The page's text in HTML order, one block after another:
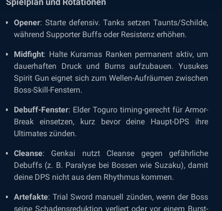
Opener: Starte defensiv. Tanks setzen Taunts/Schilde,
während Supporter Buffs oder Resistenz erhöhen.
Midfight: Halte Kuramas Ranken permanent aktiv, um
dauerhaften Druck und Burns aufzubauen. Yusukes
Spirit Gun eignet sich zum Wellen-Aufräumen zwischen
Boss-Skill-Fenstern.
Debuff-Fenster: Elder Toguro timing-gerecht für Armor-
Break einsetzen, kurz bevor deine Haupt-DPS ihre
Ultimates zünden.
Cleanse: Genkai nutzt Cleanse gegen gefährliche
Debuffs (z. B. Paralyse bei Bossen wie Suzaku), damit
deine DPS nicht aus dem Rhythmus kommen.
Artefakte: Trial Sword manuell zünden, wenn der Boss
seine Schadensreduktion verliert oder vor einem Burst-